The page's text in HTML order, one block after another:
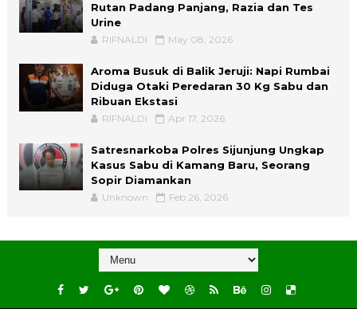
Rutan Padang Panjang, Razia dan Tes
Urine
RIFNALDI May 08, 2026
Aroma Busuk di Balik Jeruji: Napi Rumbai
Diduga Otaki Peredaran 30 Kg Sabu dan
Ribuan Ekstasi
RIFNALDI Apr 17, 2026
Satresnarkoba Polres Sijunjung Ungkap
Kasus Sabu di Kamang Baru, Seorang
Sopir Diamankan
Unknown Feb 26, 2026